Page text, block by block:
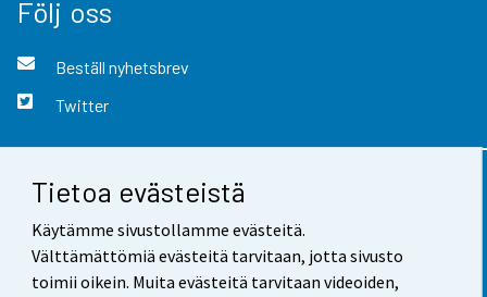
Tietoa evästeistä
Käytämme sivustollamme evästeitä.
Välttämättömiä evästeitä tarvitaan, jotta sivusto
toimii oikein. Muita evästeitä tarvitaan videoiden,
Följ oss
Beställ nyhetsbrev
Twitter
Kontaktinformation
Respons
Användarvillkor